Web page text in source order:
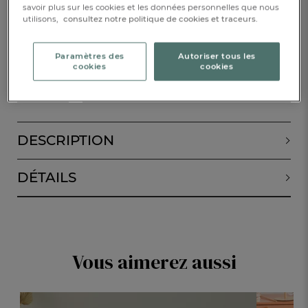
1 AJOUTER AU PANIER
DESCRIPTION
DÉTAILS
Vous aimerez aussi
savoir plus sur les cookies et les données personnelles que nous
utilisons, consultez notre politique de cookies et traceurs.
Paramètres des
cookies
Autoriser tous les
cookies